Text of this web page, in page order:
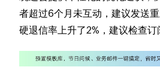
者超过6个月未互动，建议发送
硬退信率上升了2%，建议检查订